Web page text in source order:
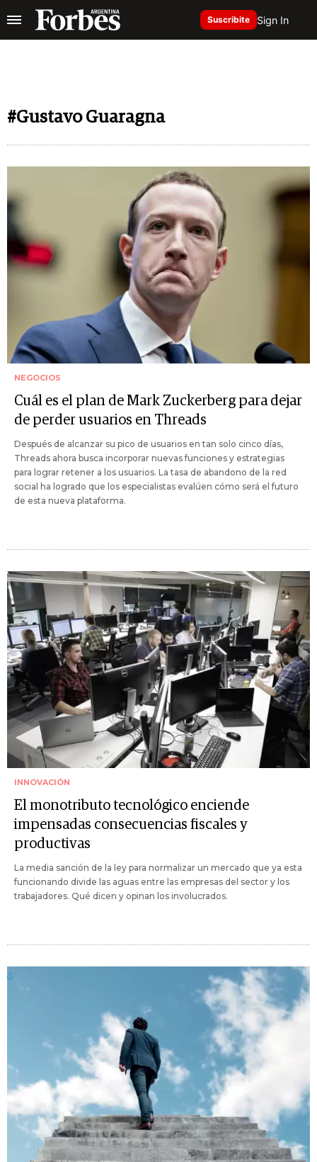
Suscribite Sign In
#Gustavo Guaragna
NEGOCIOS
Cuál es el plan de Mark Zuckerberg para dejar
de perder usuarios en Threads
Después de alcanzar su pico de usuarios en tan solo cinco días,
Threads ahora busca incorporar nuevas funciones y estrategias
para lograr retener a los usuarios. La tasa de abandono de la red
social ha logrado que los especialistas evalúen cómo será el futuro
de esta nueva plataforma.
INNOVACIÓN
El monotributo tecnológico enciende
impensadas consecuencias fiscales y
productivas
La media sanción de la ley para normalizar un mercado que ya esta
funcionando divide las aguas entre las empresas del sector y los
trabajadores. Qué dicen y opinan los involucrados.